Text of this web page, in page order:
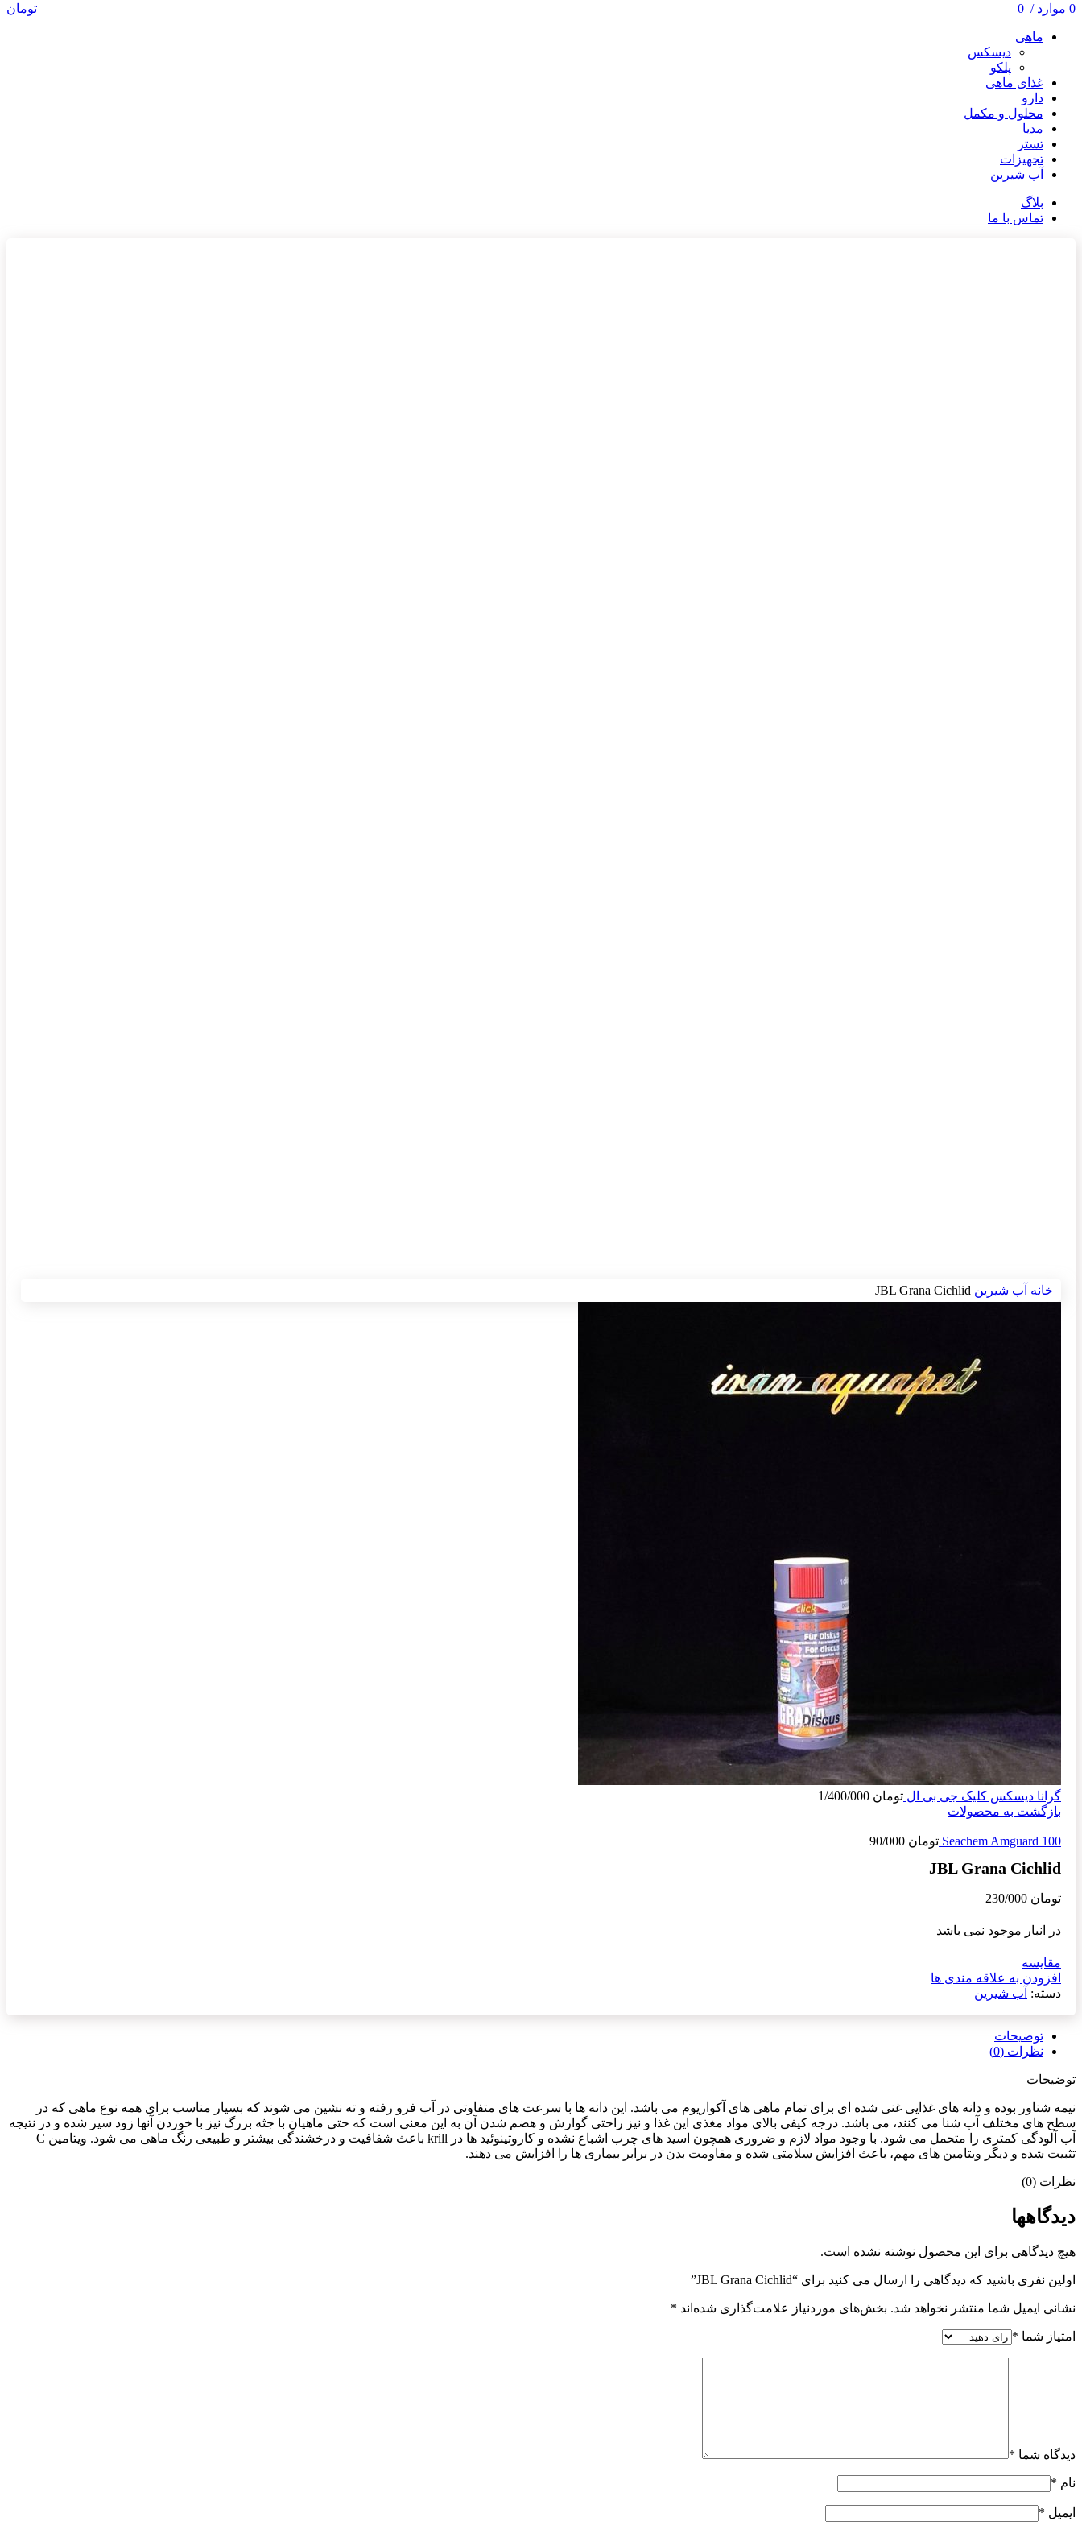
0 موارد / تومان
ماهی
دیسکس
پلکو
غذای ماهی
دارو
محلول و مکمل
مدیا
تستر
تجهیزات
آب شیرین
بلاگ
تماس با ما
خانه آب شیرین JBL Grana Cichlid
گرانا دیسکس کلیک جی بی ال تومان
بازگشت به محصولات
Seachem Amguard 100 تومان
JBL Grana Cichlid
تومان
در انبار موجود نمی باشد
مقایسه
افزودن به علاقه مندی ها
دسته: آب شیرین
توضیحات
نظرات (0)
توضیحات
نیمه شناور بوده و دانه های غذایی غنی شده ای برای تمام ماهی های آکواریوم می باشد. این دانه ها با سرعت های متفاوتی در آب فرو رفته و ته نشین می شوند که بسیار مناسب برای همه نوع ماهی که در
سطح های مختلف آب شنا می کنند، می باشد. درجه کیفی بالای مواد مغذی این غذا و نیز راحتی گوارش و هضم شدن آن به این معنی است که حتی ماهیان با جثه بزرگ نیز با خوردن آنها زود سیر شده و در نتیجه
آب آلودگی کمتری را متحمل می شود. با وجود مواد لازم و ضروری همچون اسید های چرب اشباع نشده و کاروتینوئید ها در krill باعث شفافیت و درخشندگی بیشتر و طبیعی رنگ ماهی می شود. ویتامین C
تثبیت شده و دیگر ویتامین های مهم، باعث افزایش سلامتی شده و مقاومت بدن در برابر بیماری ها را افزایش می دهند.
نظرات (0)
دیدگاهها
هیچ دیدگاهی برای این محصول نوشته نشده است.
اولین نفری باشید که دیدگاهی را ارسال می کنید برای “JBL Grana Cichlid”
نشانی ایمیل شما منتشر نخواهد شد. بخش‌های موردنیاز علامت‌گذاری شده‌اند *
امتیاز شما *
دیدگاه شما *
نام *
ایمیل *